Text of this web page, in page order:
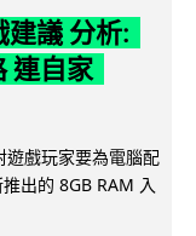
議 分析:
連自家
戲玩家要為電腦配
出的 8GB RAM 入